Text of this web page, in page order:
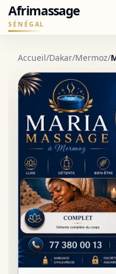
Afrimassage
SÉNÉGAL
Accueil/Dakar/Mermoz/